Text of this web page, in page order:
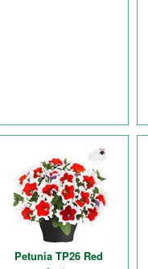
Petunia TP26 Red